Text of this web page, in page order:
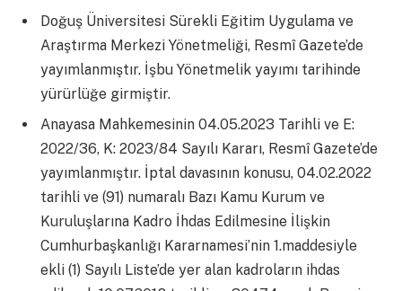
Doğuş Üniversitesi Sürekli Eğitim Uygulama ve
Araştırma Merkezi Yönetmeliği, Resmî Gazete’de
yayımlanmıştır. İşbu Yönetmelik yayımı tarihinde
yürürlüğe girmiştir.
Anayasa Mahkemesinin 04.05.2023 Tarihli ve E:
2022/36, K: 2023/84 Sayılı Kararı, Resmî Gazete’de
yayımlanmıştır. İptal davasının konusu, 04.02.2022
tarihli ve (91) numaralı Bazı Kamu Kurum ve
Kuruluşlarına Kadro İhdas Edilmesine İlişkin
Cumhurbaşkanlığı Kararnamesi’nin 1.maddesiyle
ekli (1) Sayılı Liste’de yer alan kadroların ihdas